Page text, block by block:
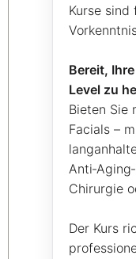
Kurse sind
Bereit,
Level zu
Bieten Sie
Facials –
Chirurgie
Der Kurs